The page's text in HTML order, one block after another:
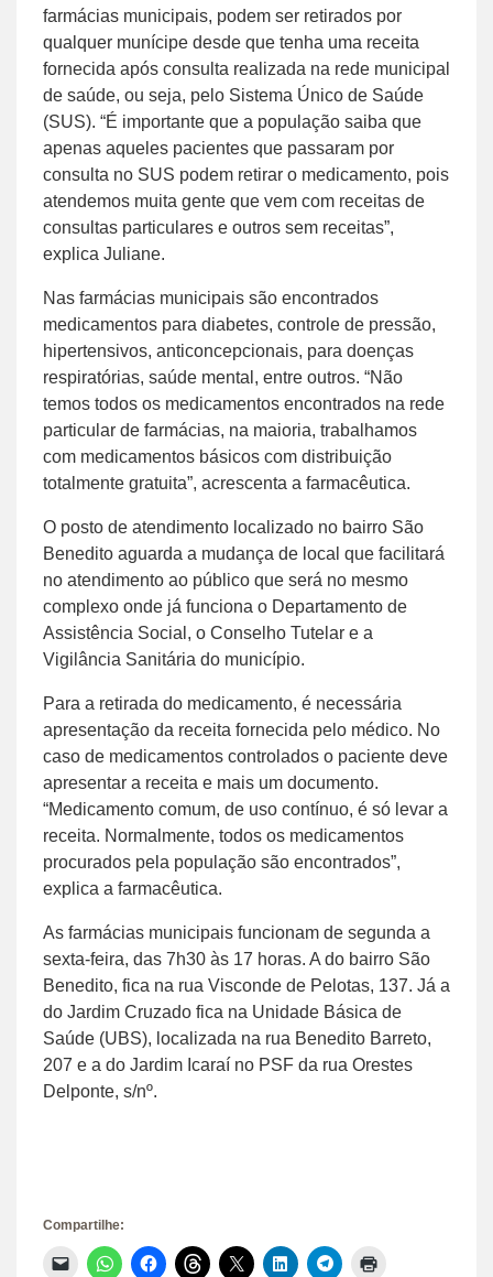
farmácias municipais, podem ser retirados por
qualquer munícipe desde que tenha uma receita
fornecida após consulta realizada na rede municipal
de saúde, ou seja, pelo Sistema Único de Saúde
(SUS). “É importante que a população saiba que
apenas aqueles pacientes que passaram por
consulta no SUS podem retirar o medicamento, pois
atendemos muita gente que vem com receitas de
consultas particulares e outros sem receitas”,
explica Juliane.
Nas farmácias municipais são encontrados
medicamentos para diabetes, controle de pressão,
hipertensivos, anticoncepcionais, para doenças
respiratórias, saúde mental, entre outros. “Não
temos todos os medicamentos encontrados na rede
particular de farmácias, na maioria, trabalhamos
com medicamentos básicos com distribuição
totalmente gratuita”, acrescenta a farmacêutica.
O posto de atendimento localizado no bairro São
Benedito aguarda a mudança de local que facilitará
no atendimento ao público que será no mesmo
complexo onde já funciona o Departamento de
Assistência Social, o Conselho Tutelar e a
Vigilância Sanitária do município.
Para a retirada do medicamento, é necessária
apresentação da receita fornecida pelo médico. No
caso de medicamentos controlados o paciente deve
apresentar a receita e mais um documento.
“Medicamento comum, de uso contínuo, é só levar a
receita. Normalmente, todos os medicamentos
procurados pela população são encontrados”,
explica a farmacêutica.
As farmácias municipais funcionam de segunda a
sexta-feira, das 7h30 às 17 horas. A do bairro São
Benedito, fica na rua Visconde de Pelotas, 137. Já a
do Jardim Cruzado fica na Unidade Básica de
Saúde (UBS), localizada na rua Benedito Barreto,
207 e a do Jardim Icaraí no PSF da rua Orestes
Delponte, s/nº.
Compartilhe:
Clique Clique Clique Clique Clique Clique Clique